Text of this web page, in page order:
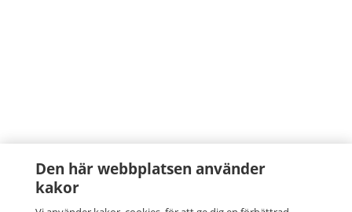
Den här webbplatsen använder
kakor